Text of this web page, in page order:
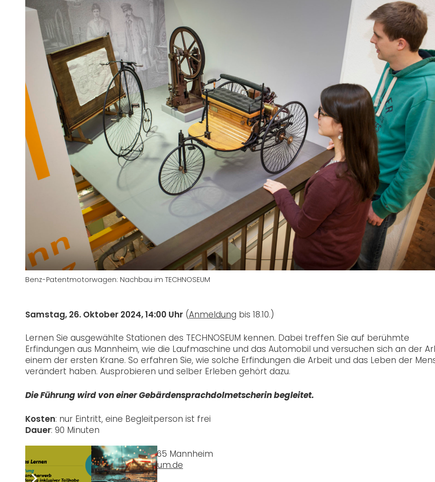
Benz-Patentmotorwagen: Nachbau im TECHNOSEUM
Samstag, 26. Oktober 2024, 14:00 Uhr (Anmeldung bis 18.10.)
Lernen Sie ausgewählte Stationen des TECHNOSEUM kennen. Dabei treffen Sie auf berühmte
Erfindungen aus Mannheim, wie die Laufmaschine und das Automobil und versuchen sich an der
einem der ersten Krane. So erfahren Sie, wie solche Erfindungen die Arbeit und das Leben der
verändert haben. Ausprobieren und selber Erleben gehört dazu.
Die Führung wird von einer Gebärdensprachdolmetscherin begleitet.
Kosten: nur Eintritt, eine Begleitperson ist frei
Dauer: 90 Minuten
TECHNOSEUM, Museumsstr. 1, 68165 Mannheim
Mehr Infos unterwww.technoseum.de